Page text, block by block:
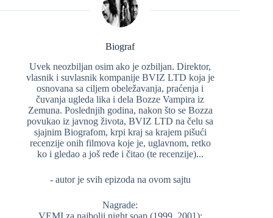
Biograf
Uvek neozbiljan osim ako je ozbiljan. Direktor,
vlasnik i suvlasnik kompanije BVIZ LTD koja je
osnovana sa ciljem obeležavanja, praćenja i
čuvanja ugleda lika i dela Bozze Vampira iz
Zemuna. Poslednjih godina, nakon što se Bozza
povukao iz javnog života, BVIZ LTD na čelu sa
sjajnim Biografom, krpi kraj sa krajem pišući
recenzije onih filmova koje je, uglavnom, retko
ko i gledao a još ređe i čitao (te recenzije)...
- autor je svih epizoda na ovom sajtu
Nagrade:
VEMI za najbolji night soap (1999, 2001);